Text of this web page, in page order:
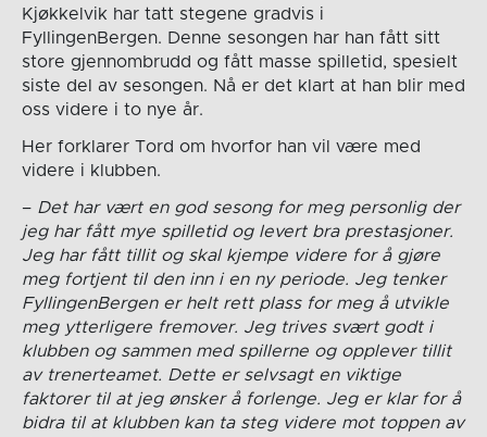
Kjøkkelvik har tatt stegene gradvis i
FyllingenBergen. Denne sesongen har han fått sitt
store gjennombrudd og fått masse spilletid, spesielt
siste del av sesongen. Nå er det klart at han blir med
oss videre i to nye år.
Her forklarer Tord om hvorfor han vil være med
videre i klubben.
–Det har vært en god sesong for meg personlig der
jeg har fått mye spilletid og levert bra prestasjoner.
Jeg har fått tillit og skal kjempe videre for å gjøre
meg fortjent til den inn i en ny periode. Jeg tenker
FyllingenBergen er helt rett plass for meg å utvikle
meg ytterligere fremover. Jeg trives svært godt i
klubben og sammen med spillerne og opplever tillit
av trenerteamet. Dette er selvsagt en viktige
faktorer til at jeg ønsker å forlenge. Jeg er klar for å
bidra til at klubben kan ta steg videre mot toppen av